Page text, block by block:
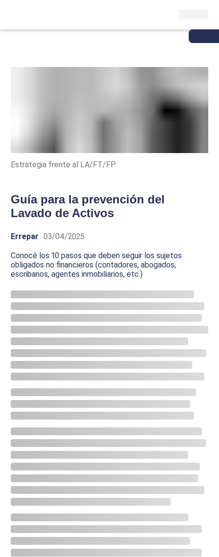
Estrategia frente al LA/FT/FP
Guía para la prevención del
Lavado de Activos
Errepar 03/04/2025
Conocé los 10 pasos que deben seguir los sujetos
obligados no financieros (contadores, abogados,
escribanos, agentes inmobiliarios, etc.)